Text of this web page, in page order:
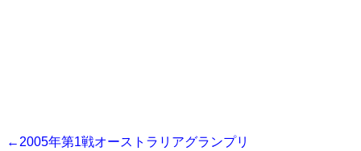
←2005年第1戦オーストラリアグランプリ